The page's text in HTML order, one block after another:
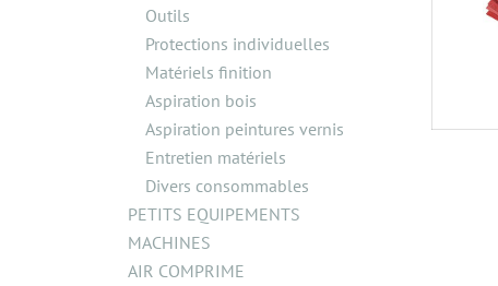
Outils
Protections individuelles
Matériels finition
Aspiration bois
Aspiration peintures vernis
Entretien matériels
Divers consommables
PETITS EQUIPEMENTS
MACHINES
AIR COMPRIME